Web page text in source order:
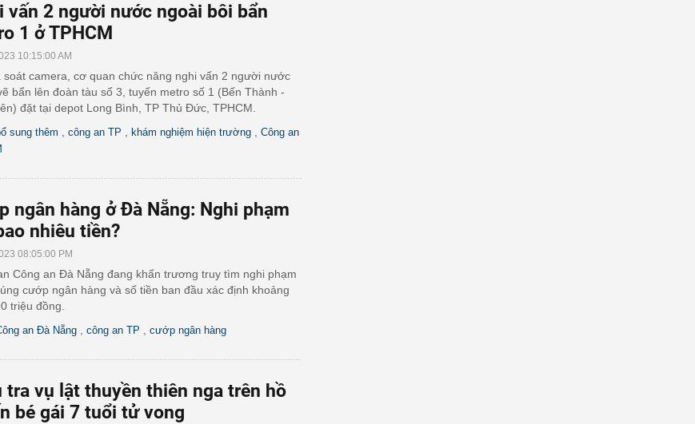
vấn 2 người nước ngoài bôi bẩn
1 ở TPHCM
10:15:00 AM
soát camera, cơ quan chức năng nghi vấn 2 người nước
bẩn lên đoàn tàu số 3, tuyến metro số 1 (Bến Thành -
đặt tại depot Long Bình, TP Thủ Đức, TPHCM.
sung thêm công an TP khám nghiệm hiện trường
Công an
ngân hàng ở Đà Nẵng: Nghi phạm
nhiêu tiền?
08:05:00 PM
Công an Đà Nẵng đang khẩn trương truy tìm nghi phạm
cướp ngân hàng và số tiền ban đầu xác định khoảng
triệu đồng.
an Đà Nẵng công an TP cướp ngân hàng
tra vụ lật thuyền thiên nga trên hồ
bé gái 7 tuổi tử vong